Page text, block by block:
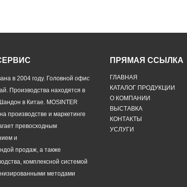
в 2004 году. Головной офис
Производства находятся в
в Китае. MOSINTER
производстве и маркетинге
превосходным
и
продаж, а также
комплексной системой
методами
ПРЯМАЯ ССЫЛКА
ГЛАВНАЯ
КАТАЛОГ ПРОДУКЦИИ
О КОМПАНИИ
ВЫСТАВКА
КОНТАКТЫ
УСЛУГИ